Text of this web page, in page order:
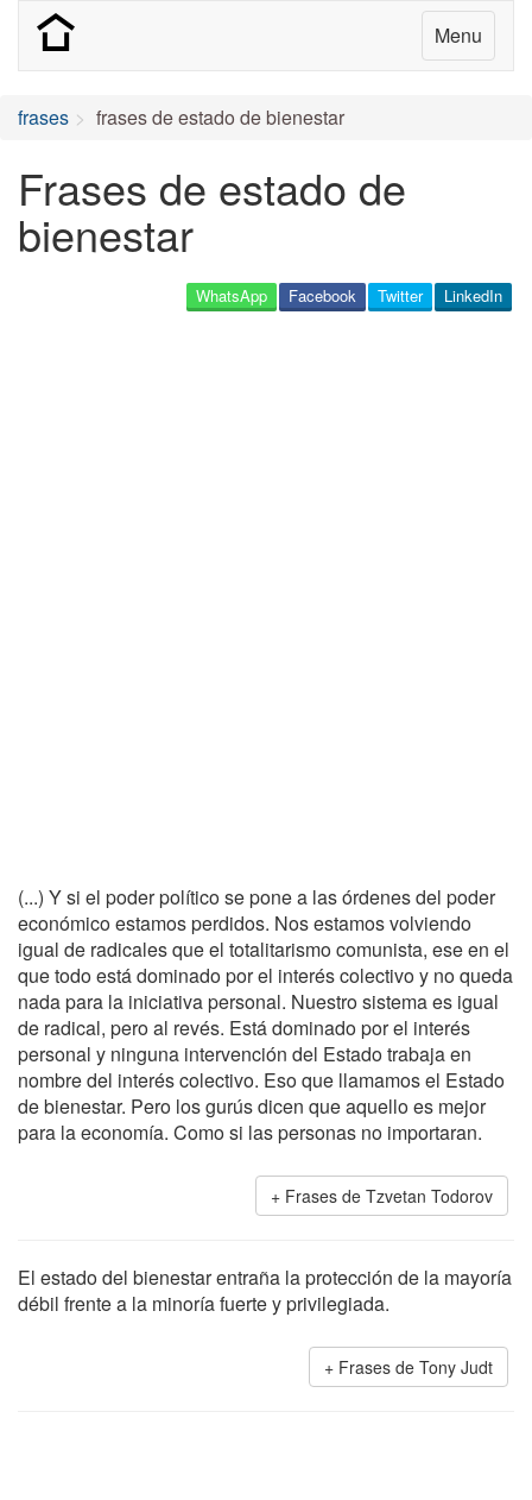
Menu
frases frases de estado de bienestar
Frases de estado de
bienestar
LinkedIn
Twitter
Facebook
WhatsApp
(...) Y si el poder político se pone a las órdenes del poder
económico estamos perdidos. Nos estamos volviendo
igual de radicales que el totalitarismo comunista, ese en el
que todo está dominado por el interés colectivo y no queda
nada para la iniciativa personal. Nuestro sistema es igual
de radical, pero al revés. Está dominado por el interés
personal y ninguna intervención del Estado trabaja en
nombre del interés colectivo. Eso que llamamos el Estado
de bienestar. Pero los gurús dicen que aquello es mejor
para la economía. Como si las personas no importaran.
Frases de Tzvetan Todorov
El estado del bienestar entraña la protección de la mayoría
débil frente a la minoría fuerte y privilegiada.
Frases de Tony Judt